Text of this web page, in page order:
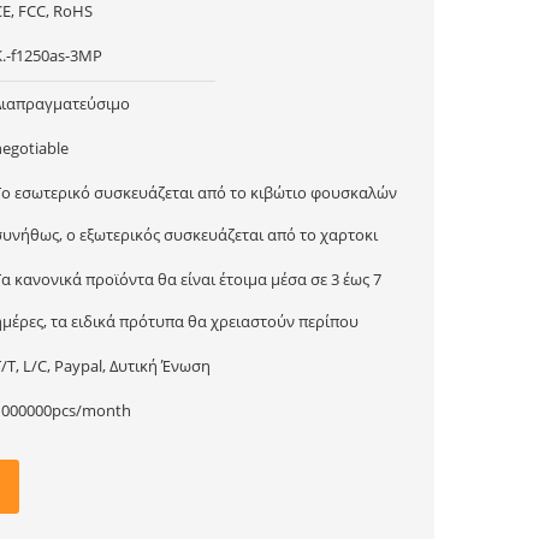
FCC, RoHS
f1250as-3MP
εσωτερικό συσκευάζεται από το κιβώτιο φουσκαλών
ο εξωτερικός συσκευάζεται από το χαρτοκι
κανονικά προϊόντα θα είναι έτοιμα μέσα σε 3 έως 7
τα ειδικά πρότυπα θα χρειαστούν περίπου
T, L/C, Paypal, Δυτική Ένωση
month